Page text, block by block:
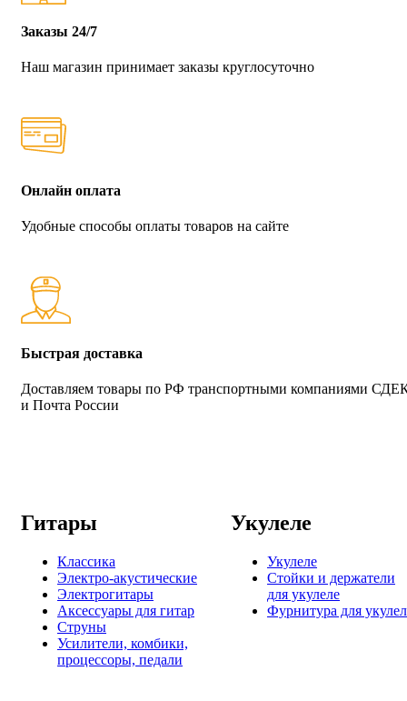
Заказы 24/7
Наш магазин принимает заказы круглосуточно
Онлайн оплата
Удобные способы оплаты товаров на сайте
Быстрая доставка
Доставляем товары по РФ транспортными компаниями
и Почта России
Гитары
Классика
Электро-акустические
Электрогитары
Аксессуары для гитар
Струны
Усилители, комбики,
процессоры, педали
Укулеле
Укулеле
Стойки и держатели
для укулеле
Фурнитура для